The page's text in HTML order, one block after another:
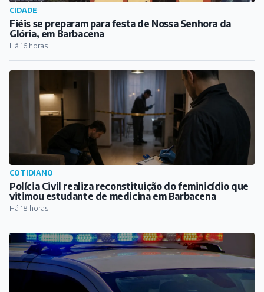
CIDADE
Fiéis se preparam para festa de Nossa Senhora da
Glória, em Barbacena
Há 16 horas
COTIDIANO
Polícia Civil realiza reconstituição do feminicídio que
vitimou estudante de medicina em Barbacena
Há 18 horas